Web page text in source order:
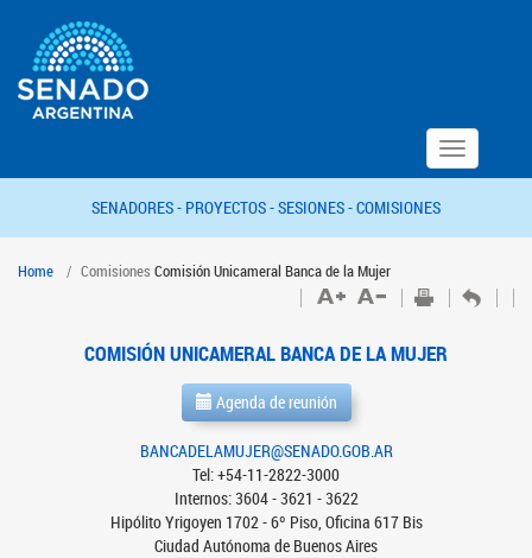
Toggle
navigation
SENADORES - PROYECTOS -SESIONES -COMISIONES
Home Comisiones Comisión Unicameral Banca de la Mujer
COMISIÓN UNICAMERAL BANCA DE LA MUJER
Agenda de reunión
BANCADELAMUJER@SENADO.GOB.AR
Tel: +54-11-2822-3000
Internos: 3604 - 3621 - 3622
Hipólito Yrigoyen 1702 - 6º Piso, Oficina 617 Bis
Ciudad Autónoma de Buenos Aires